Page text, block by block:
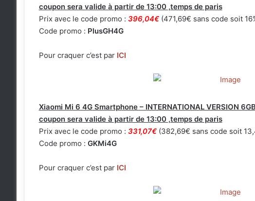
coupon sera valide à partir de 13:00 ,temps de paris
Prix avec le code promo : 396,04€(471,69€ sans code soit
Code promo : PlusGH4G
Pour craquer c’est par ICI
Xiaomi Mi 6 4G Smartphone – INTERNATIONAL VERSION
coupon sera valide à partir de 13:00 ,temps de paris
Prix avec le code promo : 331,07€(382,69€ sans code soit
Code promo : GKMi4G
Pour craquer c’est par ICI